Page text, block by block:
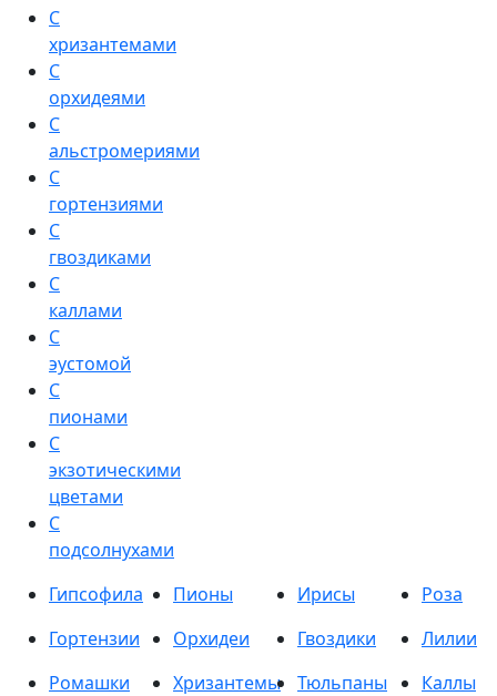
С
хризантемами
С
орхидеями
С
альстромериями
С
гортензиями
С
гвоздиками
С
каллами
С
эустомой
С
пионами
С
экзотическими
цветами
С
подсолнухами
Гипсофила
Пионы Ирисы
Роза
Гортензии
Орхидеи Гвоздики
Лилии
Ромашки
Хризантемы Тюльпаны
Каллы